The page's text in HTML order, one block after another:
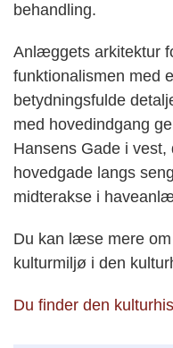
behandling.
Anlæggets arkitektur
funktionalismen med
betydningsfulde
med hovedindgang
Hansens Gade i
hovedgade langs
midterakse i
Du kan læse mere
kulturmiljø i den
Du finder den